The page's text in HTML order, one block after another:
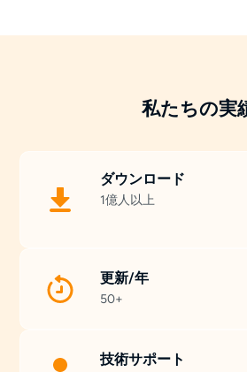
私たちの実
ダウンロード
1億人以上
更新/年
50+
技術サポート